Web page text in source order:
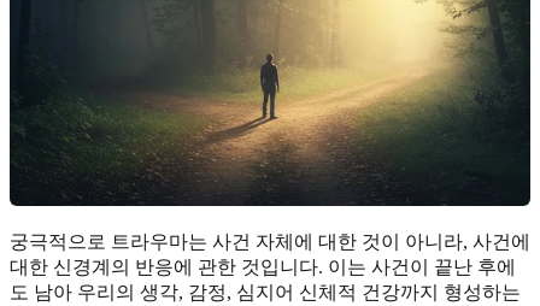
궁극적으로 트라우마는 사건 자체에 대한 것이 아니라, 사건에
대한 신경계의 반응에 관한 것입니다. 이는 사건이 끝난 후에
도 남아 우리의 생각, 감정, 심지어 신체적 건강까지 형성하는